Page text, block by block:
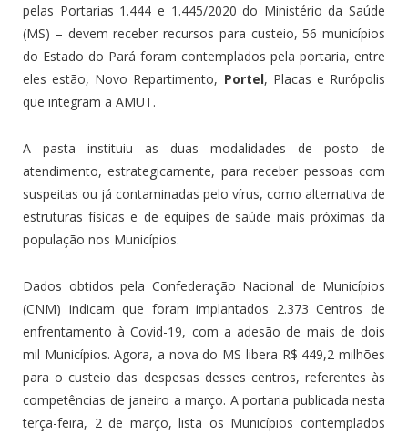
pelas Portarias 1.444 e 1.445/2020 do Ministério da Saúde
(MS) – devem receber recursos para custeio, 56 municípios
do Estado do Pará foram contemplados pela portaria, entre
eles estão, Novo Repartimento, Portel, Placas e Rurópolis
que integram a AMUT.
A pasta instituiu as duas modalidades de posto de
atendimento, estrategicamente, para receber pessoas com
suspeitas ou já contaminadas pelo vírus, como alternativa de
estruturas físicas e de equipes de saúde mais próximas da
população nos Municípios.
Dados obtidos pela Confederação Nacional de Municípios
(CNM) indicam que foram implantados 2.373 Centros de
enfrentamento à Covid-19, com a adesão de mais de dois
mil Municípios. Agora, a nova do MS libera R$ 449,2 milhões
para o custeio das despesas desses centros, referentes às
competências de janeiro a março. A portaria publicada nesta
terça-feira, 2 de março, lista os Municípios contemplados